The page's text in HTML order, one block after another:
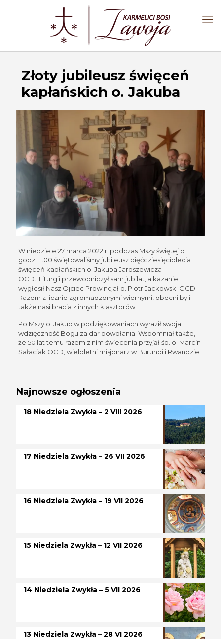
Złoty jubileusz święceń
kapłańskich o. Jakuba
W niedziele 27 marca 2022 r. podczas Mszy świętej o
godz. 11.00 świętowaliśmy jubileusz pięćdziesięciolecia
święceń kapłańskich o. Jakuba Jaroszewicza
OCD. Liturgii przewodniczył sam jubilat, a kazanie
wygłosił Nasz Ojciec Prowincjał o. Piotr Jackowski OCD.
Razem z licznie zgromadzonymi wiernymi, obecni byli
także nasi bracia z innych klasztorów.
Po Mszy o. Jakub w podziękowaniach wyraził swoja
wdzięczność Bogu za dar powołania. Wspomniał także,
że 50 lat temu razem z nim świecenia przyjął śp. o. Marcin
Sałaciak OCD, wieloletni misjonarz w Burundi i Rwandzie.
Najnowsze ogłoszenia
18 Niedziela Zwykła – 2 VIII 2026
17 Niedziela Zwykła – 26 VII 2026
16 Niedziela Zwykła – 19 VII 2026
15 Niedziela Zwykła – 12 VII 2026
14 Niedziela Zwykła – 5 VII 2026
13 Niedziela Zwykła – 28 VI 2026